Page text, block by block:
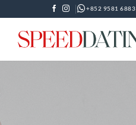
+852 9581 6883